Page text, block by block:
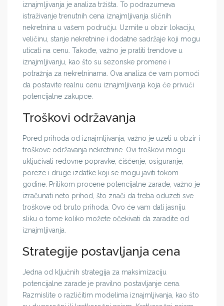
iznajmljivanja je analiza tržišta. To podrazumeva
istraživanje trenutnih cena iznajmljivanja sličnih
nekretnina u vašem području. Uzmite u obzir lokaciju,
veličinu, stanje nekretnine i dodatne sadržaje koji mogu
uticati na cenu. Takođe, važno je pratiti trendove u
iznajmljivanju, kao što su sezonske promene i
potražnja za nekretninama. Ova analiza će vam pomoći
da postavite realnu cenu iznajmljivanja koja će privući
potencijalne zakupce.
Troškovi održavanja
Pored prihoda od iznajmljivanja, važno je uzeti u obzir i
troškove održavanja nekretnine. Ovi troškovi mogu
uključivati redovne popravke, čišćenje, osiguranje,
poreze i druge izdatke koji se mogu javiti tokom
godine. Prilikom procene potencijalne zarade, važno je
izračunati neto prihod, što znači da treba oduzeti sve
troškove od bruto prihoda. Ovo će vam dati jasniju
sliku o tome koliko možete očekivati da zaradite od
iznajmljivanja.
Strategije postavljanja cena
Jedna od ključnih strategija za maksimizaciju
potencijalne zarade je pravilno postavljanje cena.
Razmislite o različitim modelima iznajmljivanja, kao što